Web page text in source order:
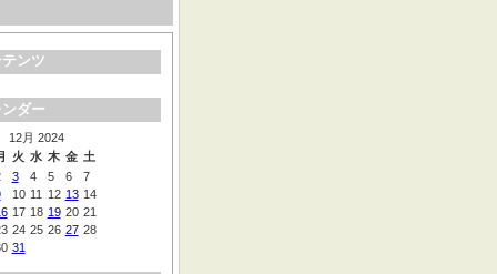
テンツ
ンダー
12月 2024
火 水 木 金 土
3 4 5 6
7
10 11 12 13 14
17 18 19 20 21
24 25 26 27 28
31